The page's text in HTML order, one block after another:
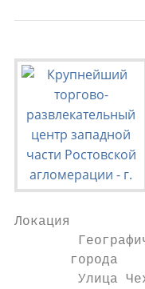
Локация
       города
Улица